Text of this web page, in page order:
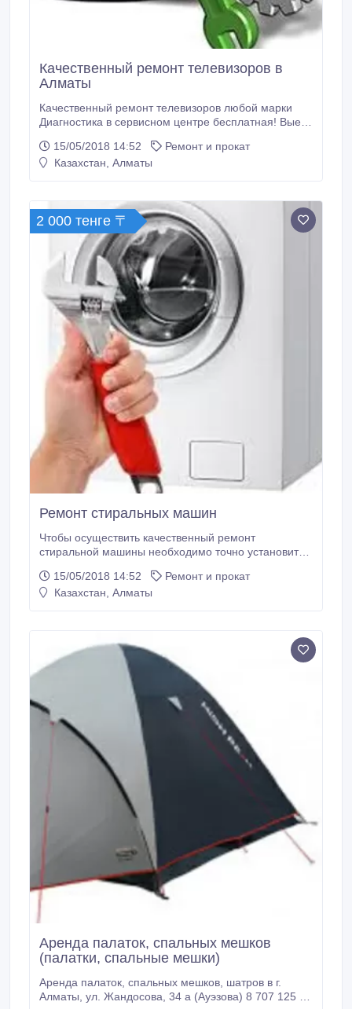
Качественный ремонт телевизоров в
Алматы
Качественный ремонт телевизоров любой марки
Диагностика в сервисном центре бесплатная! Выезд
пожелания относительно времени ремонта;
Работаем без выходных и праздников; Основные
изображение? Не реагирует на пульт ДУ? Ремонт
или замена блоков питания, Х, У плат, тюнеров и т.
15/05/2018 14:52
Ремонт и прокат
Казахстан, Алматы
2 000 тенге 〒
Ремонт стиральных машин
Чтобы осуществить качественный ремонт
стиральной машины необходимо точно установить
диагностика бытового прибора. Только после
проведения такой диагностики можно установить
15/05/2018 14:52
Ремонт и прокат
Казахстан, Алматы
Аренда палаток, спальных мешков
(палатки, спальные мешки)
Аренда палаток, спальных мешков, шатров в г.
Алматы, ул. Жандосова, 34 а (Ауэзова) 8 707 125 70